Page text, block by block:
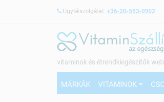
Ügyfélszolgálat: +36-20-593-0902
vitaminok és étrendkiegészítők
MÁRKÁK VITAMINOK